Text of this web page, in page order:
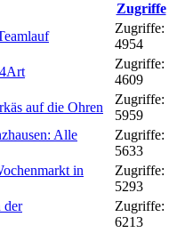
Zugriffe
Zugriffe:
4954
Zugriffe:
4609
auf die Ohren
Zugriffe:
5959
Alle
Zugriffe:
5633
in
Zugriffe:
5293
der
Zugriffe:
6213